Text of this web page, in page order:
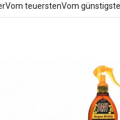
Vom teuerstenVom